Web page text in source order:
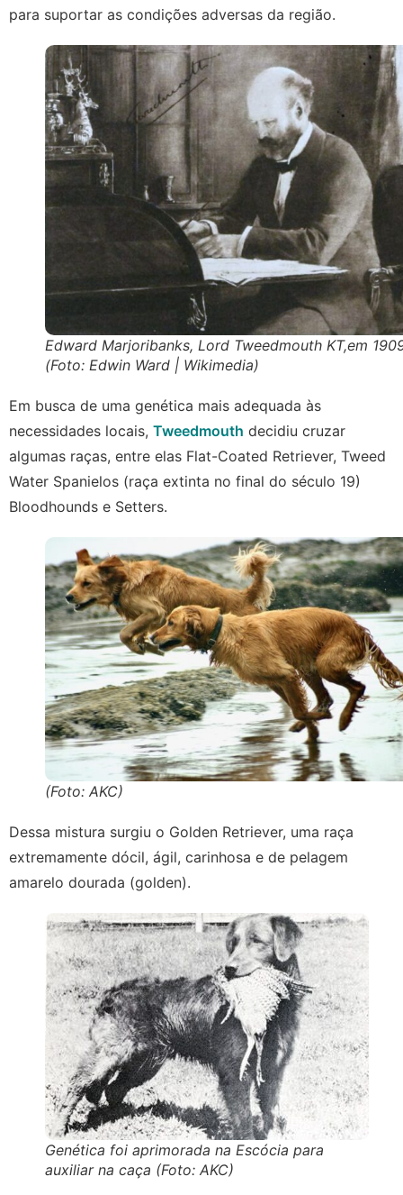
para suportar as condições adversas da região.
Edward Marjoribanks, Lord Tweedmouth KT,em
(Foto: Edwin Ward | Wikimedia)
Em busca de uma genética mais adequada às
necessidades locais, Tweedmouth decidiu cruzar
algumas raças, entre elas Flat-Coated Retriever, Tweed
Water Spanielos (raça extinta no final do século 19)
Bloodhounds e Setters.
(Foto: AKC)
Dessa mistura surgiu o Golden Retriever, uma raça
extremamente dócil, ágil, carinhosa e de pelagem
amarelo dourada (golden).
Genética foi aprimorada na Escócia para
auxiliar na caça (Foto: AKC)